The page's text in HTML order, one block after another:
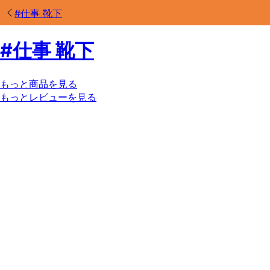
#仕事 靴下
#仕事 靴下
もっと商品を見る
もっとレビューを見る